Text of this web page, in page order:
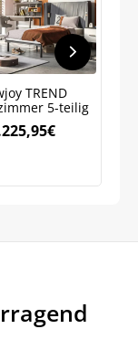
TREND
5-teilig
€
für